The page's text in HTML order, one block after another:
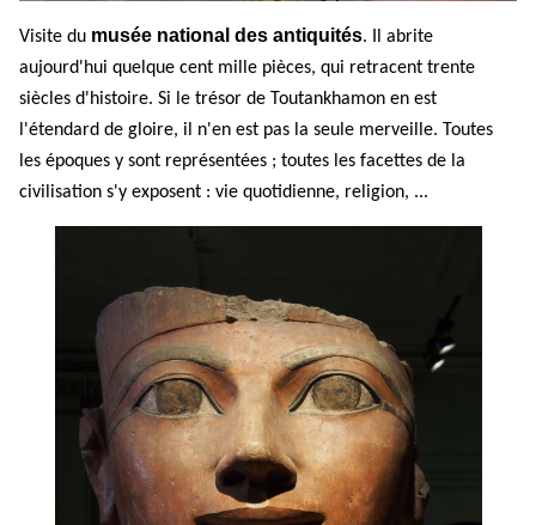
Visite du musée national des antiquités. Il abrite
aujourd'hui quelque cent mille pièces, qui retracent trente
siècles d'histoire. Si le trésor de Toutankhamon en est
l'étendard de gloire, il n'en est pas la seule merveille. Toutes
les époques y sont représentées ; toutes les facettes de la
civilisation s'y exposent : vie quotidienne, religion, ...